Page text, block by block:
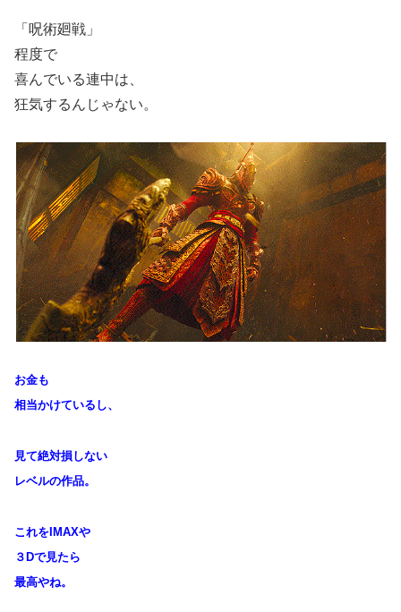
「呪術廻戦」
程度で
喜んでいる連中は、
狂気するんじゃない。
お金も
相当かけているし、
見て絶対損しない
レベルの作品。
これをIMAXや
３Dで見たら
最高やね。